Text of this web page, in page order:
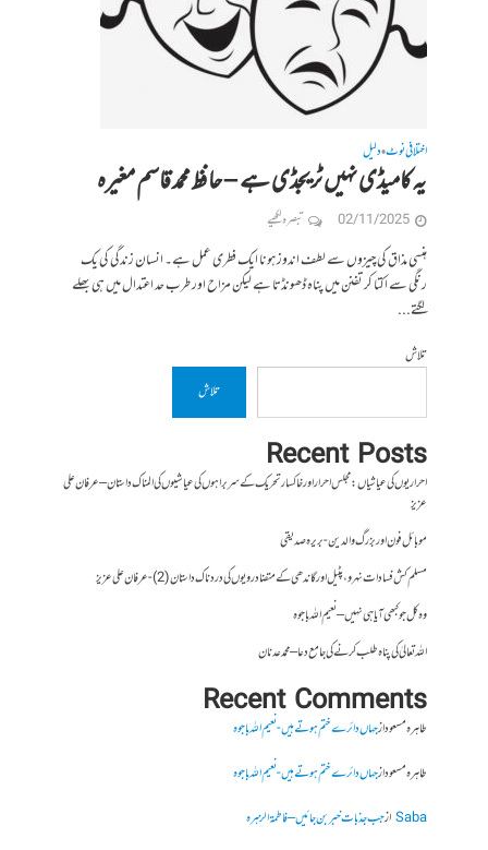
اختلافی نوٹ•دلیل
یہ کامیڈی نہیں ٹریجڈی ہے – حافظ محمد قاسم مغیرہ
02/11/2025 تبصرہ لکھیے
ہنسی مذاق کی چیزوں سے لطف اندوز ہونا ایک فطری عمل ہے۔ انسان زندگی کی یک
رنگی سے اکتا کر تفنن میں پناہ ڈھونڈتا ہے لیکن مزاح اور طرب حد اعتدال میں ہی بھلے
لگتے...
تلاش
تلاش
Recent Posts
احراریوں کی عیاشیاں : مجلس احرار اور خاکسار تحریک کے سربراہوں کی عیاشیوں کی المناک داستان – عرفان علی
عزیز
موبائل فون اور بزرگ والدین- بریرہ صدیقی
مسلم کش فسادات نہرو، پٹیل اور گاندھی کے متضاد رویوں کی درد ناک داستان (2)- عرفان علی عزیز
وہ کل جو کبھی آیا ہی نہیں – نعیم اللہ باجوہ
اللہ تعالیٰ کی پناہ طلب کرنے کی جامع دعا – محمد عدنان
Recent Comments
طاہرہ مسعودازجہاں دائرے ختم ہوتے ہیں- نعیم اللہ باجوہ
طاہرہ مسعودازجہاں دائرے ختم ہوتے ہیں- نعیم اللہ باجوہ
Sabaازجب جذبات خبر بن جائیں – فاطمۃالزہرہ